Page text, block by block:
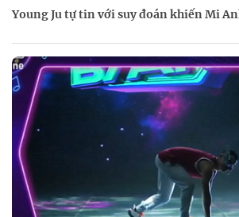
Young Ju tự tin với suy đoán khiến Mi